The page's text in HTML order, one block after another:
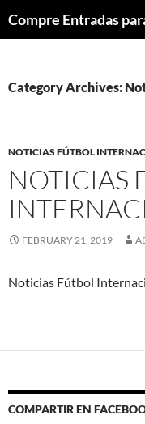
to
Category Archives:
NOTICIAS FÚTBOL
NOTICIAS
FEBRUARY 21, 2019
Noticias Fútbol
COMPARTIR EN